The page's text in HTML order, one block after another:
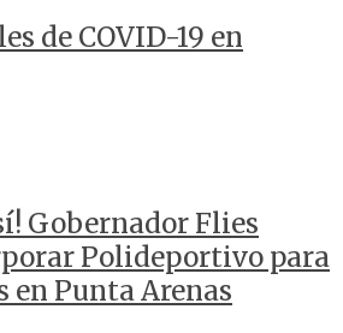
de COVID-19 en
Gobernador Flies
Polideportivo para
en Punta Arenas